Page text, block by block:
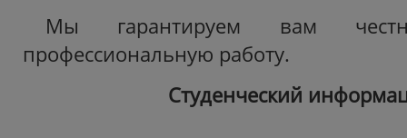
Мы гарантируем вам
профессиональную работу.
Студенческий